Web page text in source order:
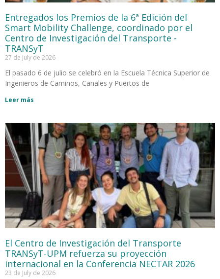
Entregados los Premios de la 6ª Edición del
Smart Mobility Challenge, coordinado por el
Centro de Investigación del Transporte -
TRANSyT
27 de July de 2026
El pasado 6 de julio se celebró en la Escuela Técnica Superior de
Ingenieros de Caminos, Canales y Puertos de
Leer más
El Centro de Investigación del Transporte
TRANSyT-UPM refuerza su proyección
internacional en la Conferencia NECTAR 2026
23 de July de 2026